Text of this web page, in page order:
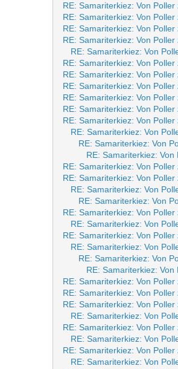
RE: Samariterkiez: Von
RE: Samariterkiez: Von
RE: Samariterkiez: Von
RE: Samariterkiez: Von
RE: Samariterkiez: Von
RE: Samariterkiez: Von
RE: Samariterkiez: Von
RE: Samariterkiez: Von
RE: Samariterkiez: Von
RE: Samariterkiez: Von
RE: Samariterkiez: Von
RE: Samariterkiez: Von
RE: Samariterkiez: Von
RE: Samariterkiez:
RE: Samariterkiez: Von
RE: Samariterkiez: Von
RE: Samariterkiez: Von
RE: Samariterkiez: Von
RE: Samariterkiez: Von
RE: Samariterkiez: Von
RE: Samariterkiez: Von
RE: Samariterkiez: Von
RE: Samariterkiez: Von
RE: Samariterkiez:
RE: Samariterkiez: Von
RE: Samariterkiez: Von
RE: Samariterkiez: Von
RE: Samariterkiez: Von
RE: Samariterkiez: Von
RE: Samariterkiez: Von
RE: Samariterkiez: Von
RE: Samariterkiez: Von